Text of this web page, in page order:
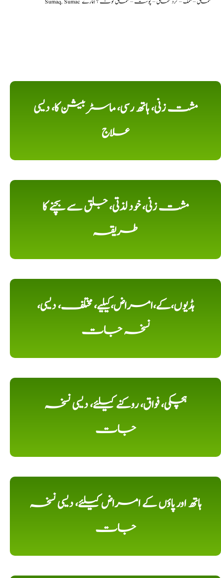
مشت زنی، ہاتھ رسی، ماسٹر بیشن کا، دیسی
علاج
مشت زنی، خود لذتی، جلق سے بچنے کا
طریقہ
ہڈیوں،کے،امراض،کیلیے، مختلف، دیسی،
نسخہ جات
ہچکی، فواق، روکنے کیلئے، دیسی نسخہ
جات
ہاتھ اور پاؤں کے امراض کیلئے، دیسی نسخہ
جات